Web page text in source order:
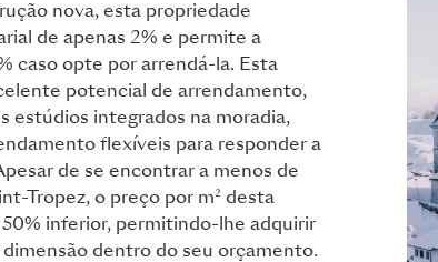
nova, esta propriedade
de apenas 2% e permite a
caso opte por arrendá-la. Esta
potencial de arrendamento,
estúdios integrados na moradia,
flexíveis para responder a
de se encontrar a menos de
Tropez, o preço por m² desta
inferior, permitindo-lhe adquirir
dentro do seu orçamento.